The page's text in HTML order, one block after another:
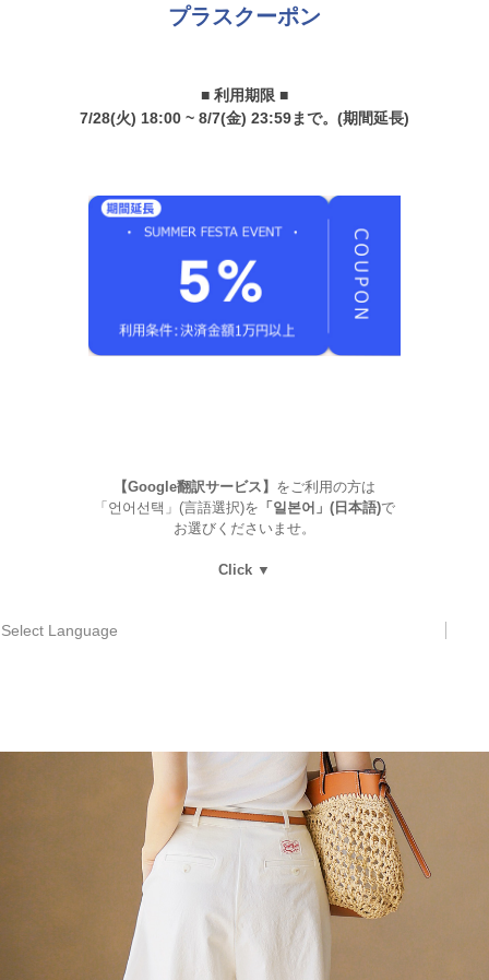
プラスクーポン
■ 利用期限 ■
7/28(火) 18:00 ~ 8/7(金) 23:59まで。(期間延長)
【Google翻訳サービス】 をご利用の方は
「언어선택」(言語選択)を 「일본어」(日本語)で
お選びくださいませ。
Click ▼
Select Language